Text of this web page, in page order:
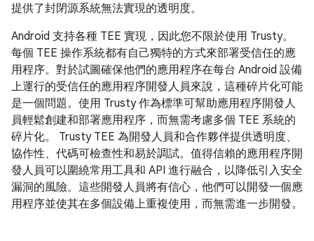
提供了封閉源系統無法實現的透明度。
Android 支持各種 TEE 實現，因此您不限於使用 Trusty。
每個 TEE 操作系統都有自己獨特的方式來部署受信任的應
用程序。對於試圖確保他們的應用程序在每台 Android 設備
上運行的受信任的應用程序開發人員來說，這種碎片化可能
是一個問題。使用 Trusty 作為標準可幫助應用程序開發人
員輕鬆創建和部署應用程序，而無需考慮多個 TEE 系統的
碎片化。 Trusty TEE 為開發人員和合作夥伴提供透明度、
協作性、代碼可檢查性和易於調試。值得信賴的應用程序開
發人員可以圍繞常用工具和 API 進行融合，以降低引入安全
漏洞的風險。這些開發人員將有信心，他們可以開發一個應
用程序並使其在多個設備上重複使用，而無需進一步開發。